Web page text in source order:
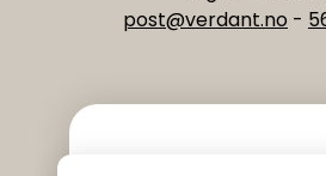
post@verdant.no -